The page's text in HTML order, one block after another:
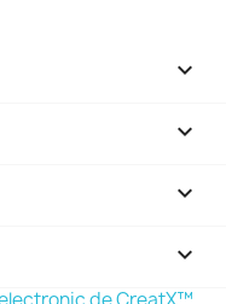

keyboard_arrow_down

